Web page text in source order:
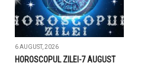
6 AUGUST, 2026
HOROSCOPUL ZILEI-7 AUGUST